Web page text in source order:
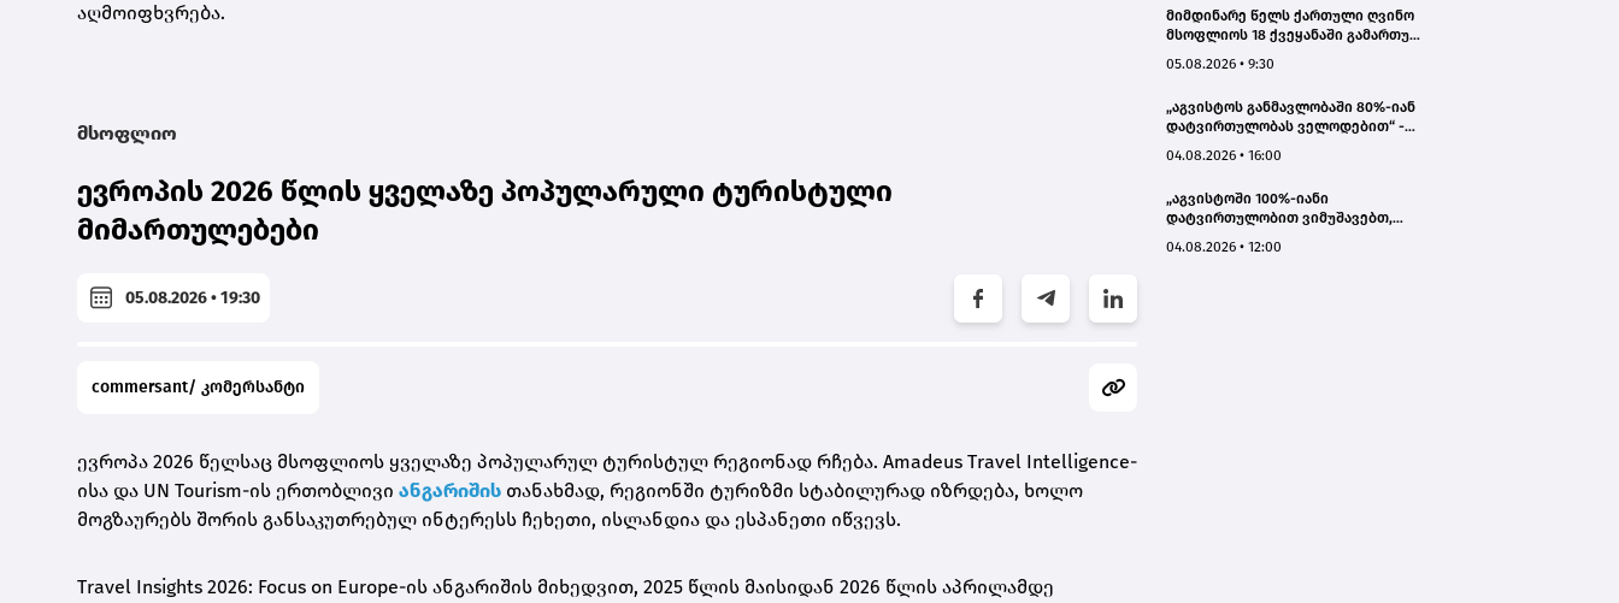
აღმოიფხვრება.
მსოფლიო
ევროპის 2026 წლის ყველაზე პოპულარული ტურისტული
მიმართულებები
05.08.2026 • 19:30
commersant/ კომერსანტი
ევროპა 2026 წელსაც მსოფლიოს ყველაზე პოპულარულ ტურისტულ რეგიონად რჩება. Amadeus Travel Intelligence-
ისა და UN Tourism-ის ერთობლივი ანგარიშის თანახმად, რეგიონში ტურიზმი სტაბილურად იზრდება, ხოლო
მოგზაურებს შორის განსაკუთრებულ ინტერესს ჩეხეთი, ისლანდია და ესპანეთი იწვევს.
Travel Insights 2026: Focus on Europe-ის ანგარიშის მიხედვით, 2025 წლის მაისიდან 2026 წლის აპრილამდე
მიმდინარე წელს ქართული ღვინო
მსოფლიოს 18 ქვეყანაში გამართულ
წარმოდგენილი
05.08.2026 • 9:30
„აგვისტოს განმავლობაში 80%-იან
დატვირთულობას ველოდებით“ -
04.08.2026 • 16:00
„აგვისტოში 100%-იანი
დატვირთულობით ვიმუშავებთ,
სექტემბერშიც ნარჩუნდება“ - HAERI
04.08.2026 • 12:00